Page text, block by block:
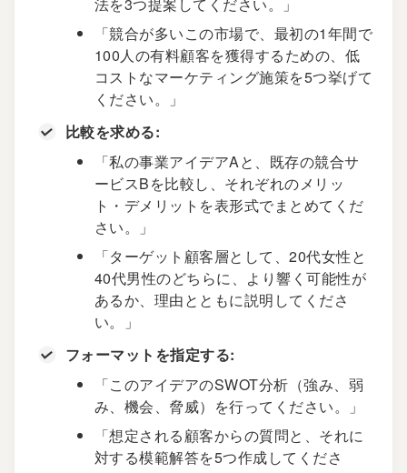
法を3つ提案してください。」
「競合が多いこの市場で、最初の1年間で
100人の有料顧客を獲得するための、低
コストなマーケティング施策を5つ挙げて
ください。」
比較を求める:
「私の事業アイデアAと、既存の競合サ
ービスBを比較し、それぞれのメリッ
ト・デメリットを表形式でまとめてくだ
さい。」
「ターゲット顧客層として、20代女性と
40代男性のどちらに、より響く可能性が
あるか、理由とともに説明してくださ
い。」
フォーマットを指定する:
「このアイデアのSWOT分析（強み、弱
み、機会、脅威）を行ってください。」
「想定される顧客からの質問と、それに
対する模範解答を5つ作成してくださ